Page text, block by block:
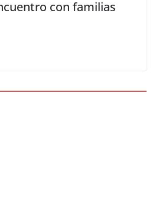
con familias